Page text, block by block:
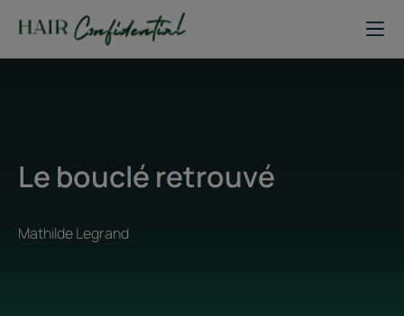
Le bouclé retrouvé
Mathilde Legrand